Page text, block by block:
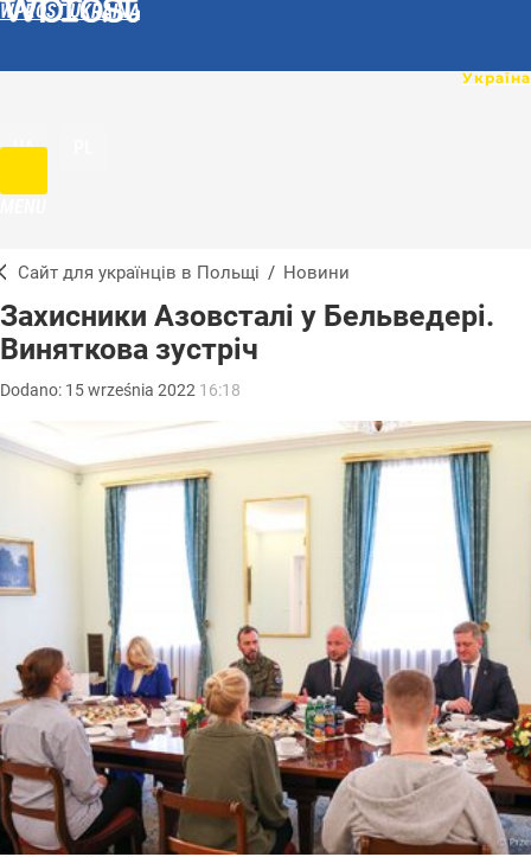
WPROST UKRAINA
UA
Сайт для українців в Польщі / Новини
Захисники Азовсталі у Бельведері.
Виняткова зустріч
Dodano: 15września 2022 16:18